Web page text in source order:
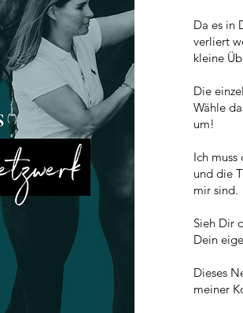
Da es in
verliert
kleine
Die
Wähle
um!
Ich
und die
mir sind.
Sieh Dir
Dein
Dieses
meiner